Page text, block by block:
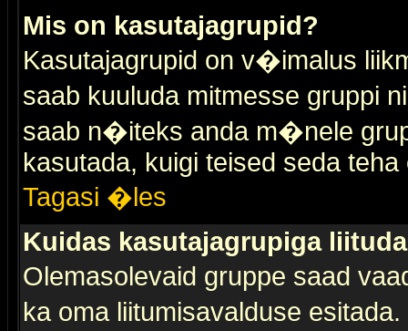
Mis on kasutajagrupid?
Kasutajagrupid on v�imalus
saab kuuluda mitmesse gruppi
saab n�iteks anda m�nele
kasutada, kuigi teised seda teha
Tagasi �les
Kuidas kasutajagrupiga
Olemasolevaid gruppe saad
ka oma liitumisavalduse